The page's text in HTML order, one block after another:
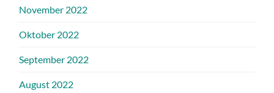
November 2022
Oktober 2022
September 2022
August 2022